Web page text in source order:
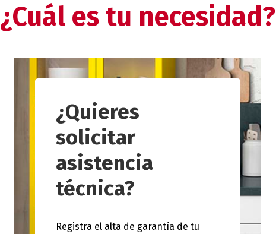
¿Cuál es tu necesidad?
¿Quieres
solicitar
asistencia
técnica?
Registra el alta de garantía de tu